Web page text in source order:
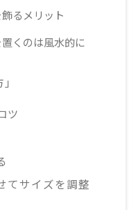
るメリット
くのは風水的に
ツ
てサイズを調整